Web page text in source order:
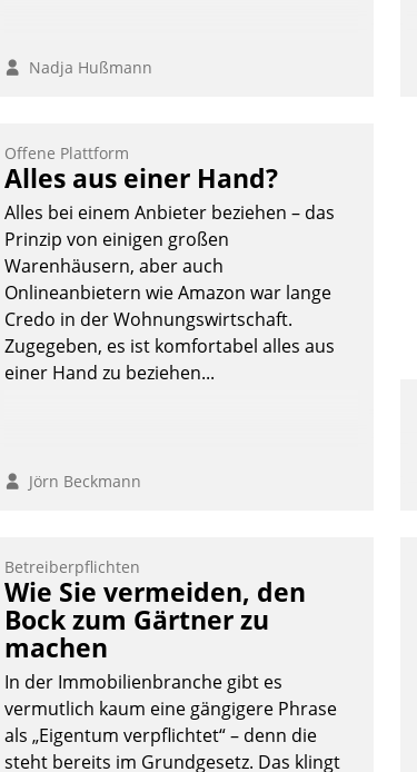
Nadja Hußmann
Offene Plattform
Alles aus einer Hand?
Alles bei einem Anbieter beziehen – das
Prinzip von einigen großen
Warenhäusern, aber auch
Onlineanbietern wie Amazon war lange
Credo in der Wohnungswirtschaft.
Zugegeben, es ist komfortabel alles aus
einer Hand zu beziehen...
Jörn Beckmann
Betreiberpflichten
Wie Sie vermeiden, den
Bock zum Gärtner zu
machen
In der Immobilienbranche gibt es
vermutlich kaum eine gängigere Phrase
als „Eigentum verpflichtet“ – denn die
steht bereits im Grundgesetz. Das klingt